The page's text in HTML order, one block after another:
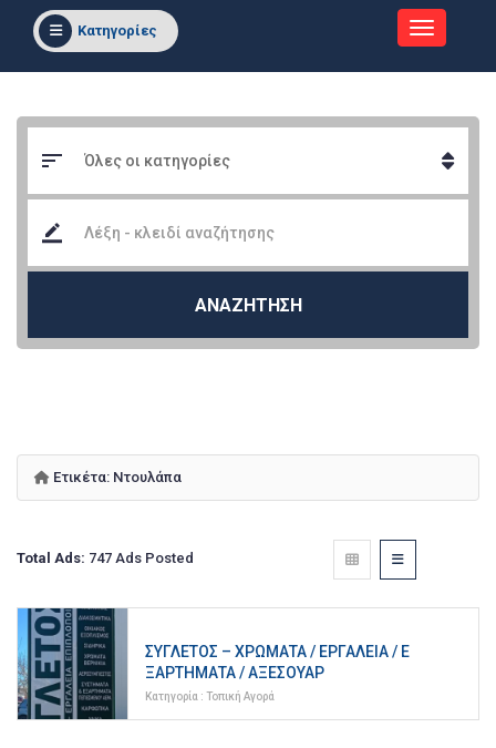
Κατηγορίες
ΑΝΑΖΗΤΗΣΗ
Ετικέτα: Ντουλάπα
Total Ads: 747 Ads Posted
ΣΥΓΛΈΤΟΣ – ΧΡΏΜΑΤΑ / ΕΡΓΑΛΕΊΑ / Ε
ΞΑΡΤΉΜΑΤΑ / ΑΞΕΣΟΥΆΡ
Κατηγορία : Τοπική Αγορά